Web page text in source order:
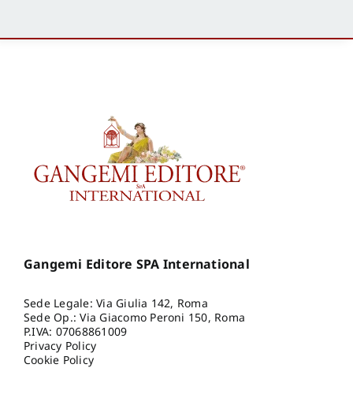
Gangemi Editore SPA International
Sede Legale: Via Giulia 142, Roma
Sede Op.: Via Giacomo Peroni 150, Roma
P.IVA: 07068861009
Privacy Policy
Cookie Policy